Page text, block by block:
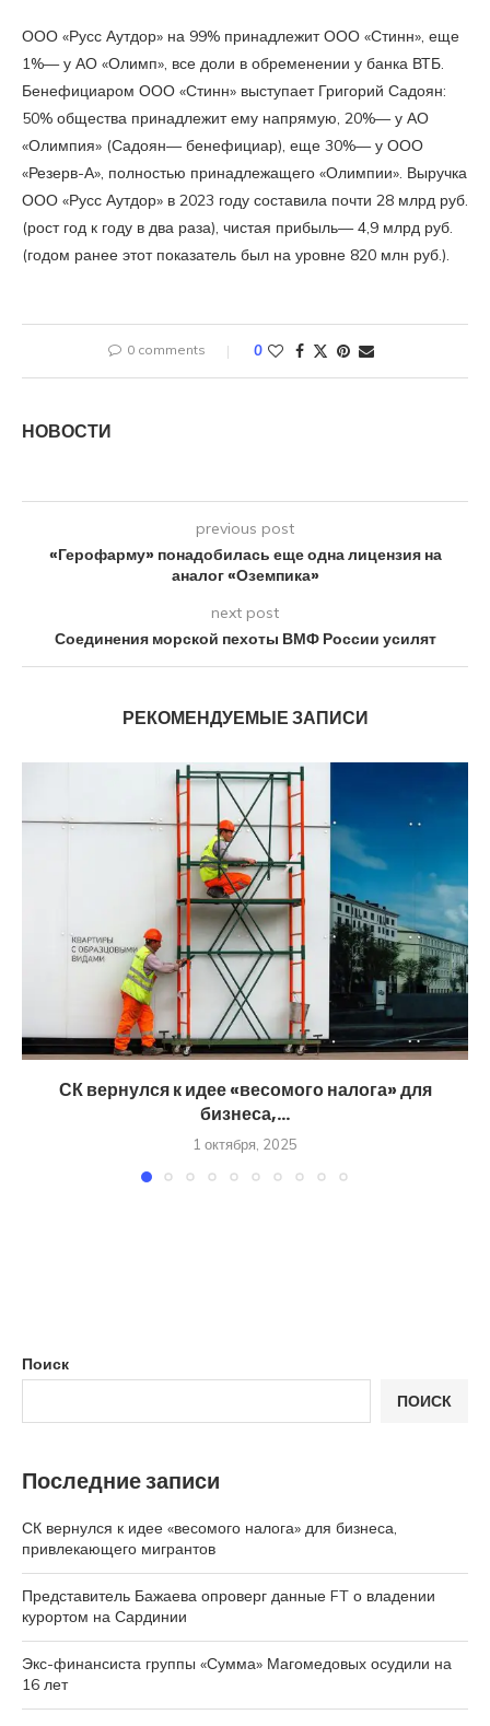
ООО «Русс Аутдор» на 99% принадлежит ООО «Стинн», еще
1%— у АО «Олимп», все доли в обременении у банка ВТБ.
Бенефициаром ООО «Стинн» выступает Григорий Садоян:
50% общества принадлежит ему напрямую, 20%— у АО
«Олимпия» (Садоян— бенефициар), еще 30%— у ООО
«Резерв-А», полностью принадлежащего «Олимпии». Выручка
ООО «Русс Аутдор» в 2023 году составила почти 28 млрд руб.
(рост год к году в два раза), чистая прибыль— 4,9 млрд руб.
(годом ранее этот показатель был на уровне 820 млн руб.).
0 comments 0
НОВОСТИ
previous post
«Герофарму» понадобилась еще одна лицензия на
аналог «Оземпика»
next post
Соединения морской пехоты ВМФ России усилят
РЕКОМЕНДУЕМЫЕ ЗАПИСИ
СК вернулся к идее «весомого налога» для
бизнеса,...
1 октября, 2025
Поиск
ПОИСК
Последние записи
СК вернулся к идее «весомого налога» для бизнеса,
привлекающего мигрантов
Представитель Бажаева опроверг данные FT о владении
курортом на Сардинии
Экс-финансиста группы «Сумма» Магомедовых осудили на
16 лет